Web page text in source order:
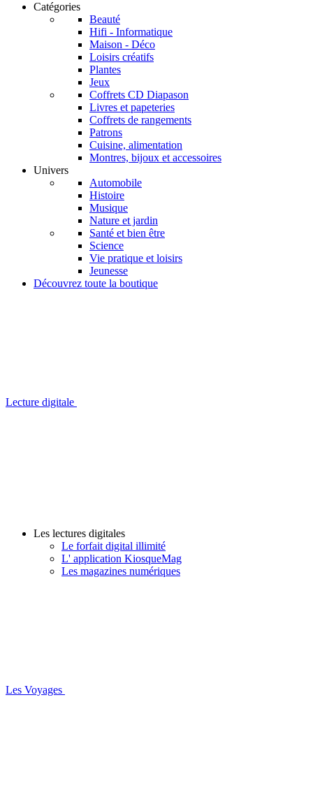
Catégories
Beauté
Hifi - Informatique
Maison - Déco
Loisirs créatifs
Plantes
Jeux
Coffrets CD Diapason
Livres et papeteries
Coffrets de rangements
Patrons
Cuisine, alimentation
Montres, bijoux et accessoires
Univers
Automobile
Histoire
Musique
Nature et jardin
Santé et bien être
Science
Vie pratique et loisirs
Jeunesse
Découvrez toute la boutique
Lecture digitale
Les lectures digitales
Le forfait digital illimité
L' application KiosqueMag
Les magazines numériques
Les Voyages